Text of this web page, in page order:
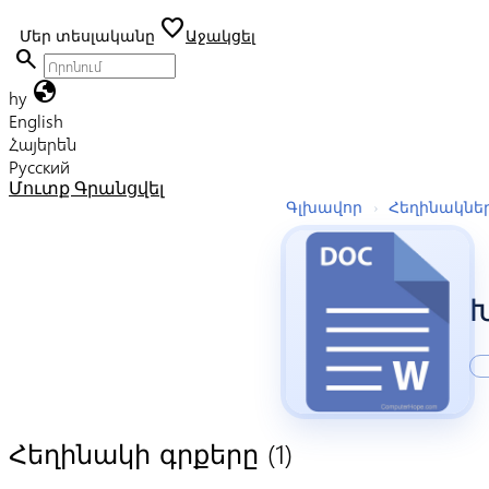
Մեր տեսլականը favoriteԱջակցել
search
hy globe
English
Հայերեն
Русский
Մուտք Գրանցվել
Գլխավոր ›
Հեղինակի գրքերը (1)